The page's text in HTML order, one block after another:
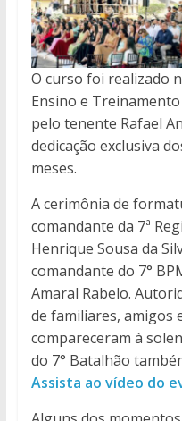
O curso foi realizado
Ensino e
pelo tenente Rafael
dedicação exclusiva
meses.
A cerimônia de
comandante da 7ª
Henrique Sousa da
comandante do 7°
Amaral Rabelo.
de familiares, amigos
compareceram à
do 7° Batalhão
Assista ao vídeo do